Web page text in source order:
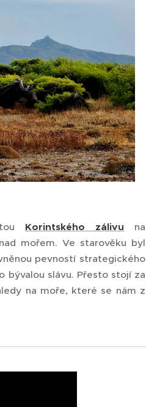
Korintského zálivu na
mořem. Ve starověku byl
pevností strategického
bývalou slávu. Přesto stojí za
na moře, které se nám z